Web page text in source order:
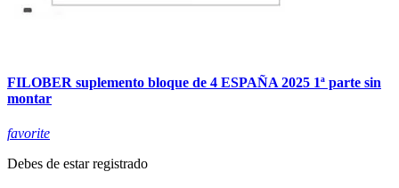
FILOBER suplemento bloque de 4 ESPAÑA 2025 1ª parte sin
montar
favorite
Debes de estar registrado